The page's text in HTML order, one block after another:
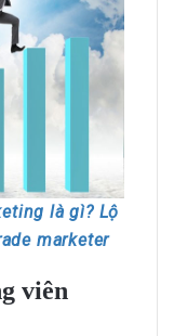
là gì? Lộ
marketer
viên